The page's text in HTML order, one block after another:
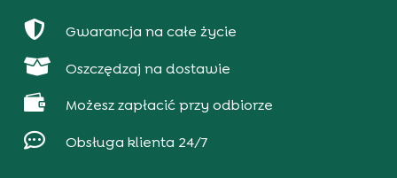
 Gwarancja na całe życie
 Oszczędzaj na dostawie
 Możesz zapłacić przy odbiorze
 Obsługa klienta 24/7